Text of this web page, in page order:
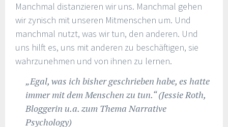
Manchmal distanzieren wir uns. Manchmal gehen
wir zynisch mit unseren Mitmenschen um. Und
manchmal nutzt, was wir tun, den anderen. Und
uns hilft es, uns mit anderen zu beschäftigen, sie
wahrzunehmen und von ihnen zu lernen.
„Egal, was ich bisher geschrieben habe, es hatte
immer mit dem Menschen zu tun.“ (Jessie Roth,
Bloggerin u.a. zum Thema Narrative
Psychology)